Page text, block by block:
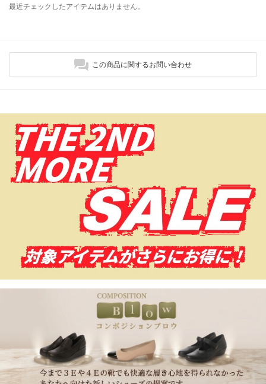
最近チェックしたアイテムはありません。
この商品に関するお問い合わせ